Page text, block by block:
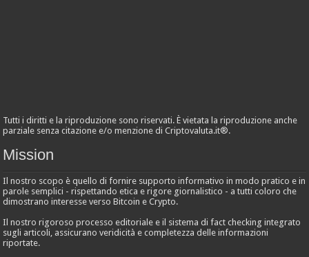
Tutti i diritti e la riproduzione sono riservati. È vietata la riproduzione anche
parziale senza citazione e/o menzione di Criptovaluta.it®.
Mission
Il nostro scopo è quello di fornire supporto informativo in modo pratico e in
parole semplici - rispettando etica e rigore giornalistico - a tutti coloro che
dimostrano interesse verso Bitcoin e Crypto.
Il nostro rigoroso processo editoriale e il sistema di fact checking integrato
sugli articoli, assicurano veridicità e completezza delle informazioni
riportate.